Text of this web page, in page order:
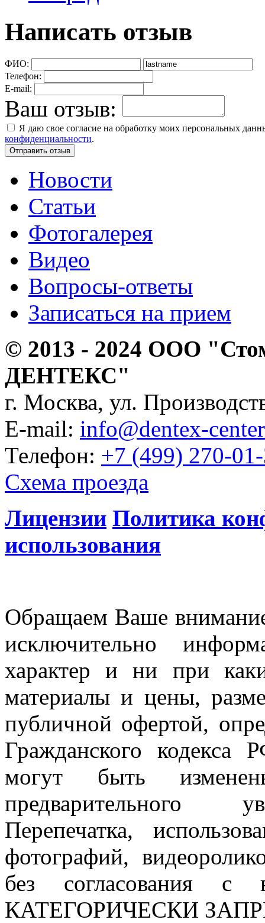
Написать отзыв
ФИО:
Телефон:
E-mail:
Ваш отзыв:
Я даю свое согласие на обработку моих персональных
конфиденциальности.
Новости
Статьи
Фотогалерея
Видео
Вопросы-ответы
Записаться на прием
© 2013 - 2024 ООО
ДЕНТЕКС"
г. Москва, ул.
E-mail: info@dentex-
Телефон: +7 (499) 270-
Схема проезда
Лицензии Политика
использования
Обращаем Ваше
исключительно
характер и ни при
материалы и цены,
публичной офертой,
Гражданского
могут быть
предварительного
Перепечатка,
фотографий,
без согласования с
КАТЕГОРИЧЕСКИ